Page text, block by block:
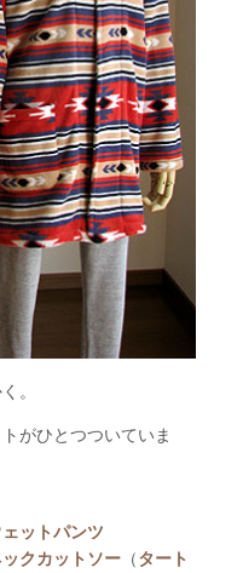
。
がひとつついていま
ットパンツ
クカットソー （タート